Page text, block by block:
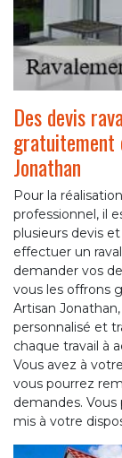
Des devis
gratuitement
Jonathan
Pour la
professionnel, il
plusieurs devis
effectuer un
demander vos
vous les offrons
Artisan
personnalisé et
chaque travail à
Vous avez à
vous pourrez
demandes.
mis à votre